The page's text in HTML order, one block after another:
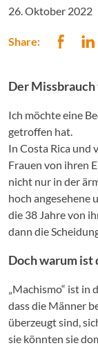
26. Oktober 2022
Share:
Der Missbrauch
Ich möchte eine
getroffen hat.
In Costa Rica und
Frauen von ihren
nicht nur in der
hoch angesehene
die 38 Jahre von
dann die
Doch warum ist
„Machismo“ ist in
dass die Männer
überzeugt sind,
sie könnten sie